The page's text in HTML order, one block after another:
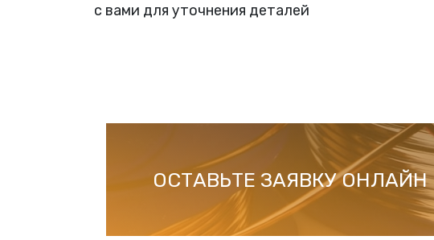
с вами для уточнения деталей
ОСТАВЬТЕ ЗАЯВКУ ОНЛАЙН